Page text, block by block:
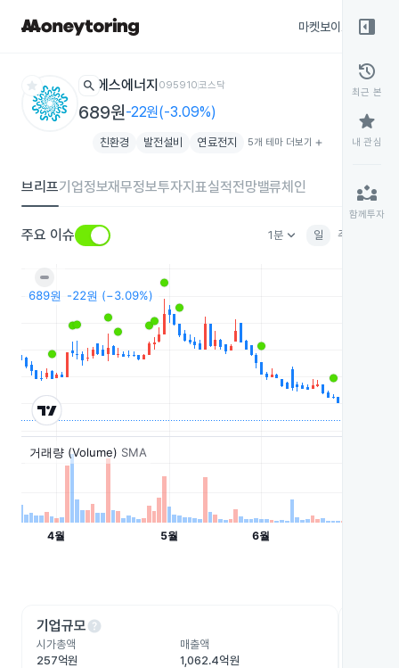
마켓보이스
star search 에스에너지 095910코스닥
689원-22원(-3.09%)
친환경 발전설비 연료전지 5개 테마 더보기 add
브리프기업정보재무정보투자지표실적전망밸류체인
주요 이슈 1분keyboard_arrow_down 일 주
기업규모help
시가총액
257억원
매출액
1,062.4억원
right_panel_open
history
최근 본
star
내 관심
partner_exchange
함께투자